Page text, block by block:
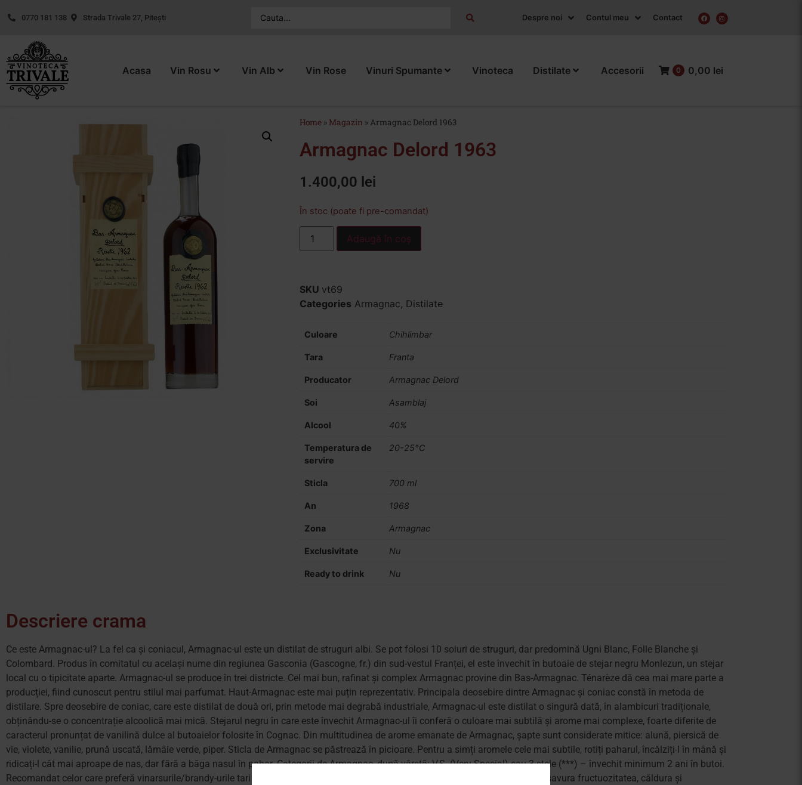
0770 181 138 Strada Trivale 27, Pitești Despre noi Contul meu Contact
Acasa Vin Rosu Vin Alb Vin Rose Vinuri Spumante Vinoteca Distilate Accesorii 0 0,00 lei
Home » Magazin » Armagnac Delord 1963
Armagnac Delord 1963
1.400,00 lei
În stoc (poate fi pre-comandat)
Adaugă în coș
SKU vt69
Categories Armagnac, Distilate
Culoare Chihlimbar
Tara Franta
Producator Armagnac Delord
Soi Asamblaj
Alcool 40%
Temperatura de
servire
20-25°C
Sticla 700 ml
An 1968
Zona Armagnac
Exclusivitate Nu
Ready to drink Nu
Descriere crama
Ce este Armagnac-ul? La fel ca și coniacul, Armagnac-ul este un distilat de struguri albi. Se pot folosi 10 soiuri de struguri, dar predomină Ugni Blanc, Folle Blanche și
Colombard. Produs în comitatul cu același nume din regiunea Gasconia (Gascogne, fr.) din sud-vestul Franței, el este învechit în butoaie de stejar negru Monlezun, un stejar
local cu o tipicitate aparte. Armagnac-ul se produce în trei districte. Cel mai bun, rafinat și complex Armagnac provine din Bas-Armagnac. Ténarèze dă cea mai mare parte a
producției, fiind cunoscut pentru stilul mai parfumat. Haut-Armagnac este mai puțin reprezentativ. Principala deosebire dintre Armagnac și coniac constă în metoda de
distilare. Spre deosebire de coniac, care este distilat de două ori, prin metode mai degrabă industriale, Armagnac-ul este distilat o singură dată, în alambicuri tradiționale,
obținându-se o concentrație alcoolică mai mică. Stejarul negru în care este învechit Armagnac-ul îi conferă o culoare mai subtilă și arome mai complexe, foarte diferite de
caracterul pronunțat de vanilină dulce al butoaielor folosite în Cognac. Din multitudinea de arome emanate de Armagnac, șapte sunt considerate mitice: alună, piersică de
vie, violete, vanilie, prună uscată, lămâie verde, piper. Sticla de Armagnac se păstrează în picioare. Pentru a simți aromele cele mai subtile, rotiți paharul, încălziți-l în mână și
ridicați-l cât mai aproape de nas, dar fără a băga nasul în pahar. Categorii de Armagnac, după vârstă: V.S. (Very Special) sau 3 stele (***) – învechit minimum 2 ani în butoi.
Recomandat celor care preferă vinarsurile/brandy-urile tari și fructate. Alegerea ideală, dacă vă plac băuturile cu caracter – îi veți savura fructuozitatea, căldura și